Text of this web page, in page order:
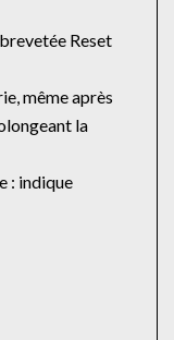
Reset
même après
la
: indique